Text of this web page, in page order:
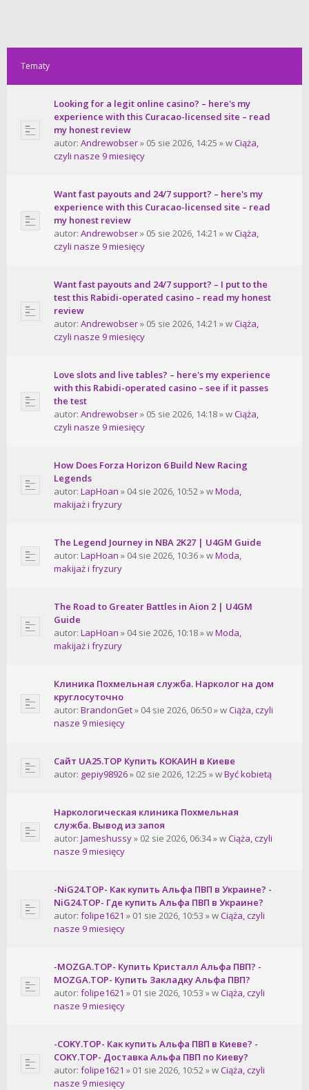
Tematy
Looking for a legit online casino? – here's my
experience with this Curacao-licensed site – read
my honest review
autor: Andrewobser» 05 sie 2026, 14:25 » wCiąża,
czyli nasze 9 miesięcy
Want fast payouts and 24/7 support? – here's my
experience with this Curacao-licensed site – read
my honest review
autor: Andrewobser» 05 sie 2026, 14:21 » wCiąża,
czyli nasze 9 miesięcy
Want fast payouts and 24/7 support? – I put to the
test this Rabidi-operated casino – read my honest
review
autor: Andrewobser» 05 sie 2026, 14:21 » wCiąża,
czyli nasze 9 miesięcy
Love slots and live tables? – here's my experience
with this Rabidi-operated casino – see if it passes
the test
autor: Andrewobser» 05 sie 2026, 14:18 » wCiąża,
czyli nasze 9 miesięcy
How Does Forza Horizon 6 Build New Racing
Legends
autor: LapHoan » 04 sie 2026, 10:52 » wModa,
makijaż i fryzury
The Legend Journey in NBA 2K27 | U4GM Guide
autor: LapHoan » 04 sie 2026, 10:36 » wModa,
makijaż i fryzury
The Road to Greater Battles in Aion 2 | U4GM
Guide
autor: LapHoan » 04 sie 2026, 10:18 » wModa,
makijaż i fryzury
Клиника Похмельная служба. Нарколог на дом
круглосуточно
autor: BrandonGet» 04 sie 2026, 06:50 » wCiąża, czyli
nasze 9 miesięcy
Сайт UA25.TOP Купить КОКАИН в Киеве
autor: gepiy98926» 02 sie 2026, 12:25 » wByć kobietą
Наркологическая клиника Похмельная
служба. Вывод из запоя
autor: Jameshussy» 02 sie 2026, 06:34 » wCiąża, czyli
nasze 9 miesięcy
-NiG24.TOP- Как купить Альфа ПВП в Украине? -
NiG24.TOP- Где купить Альфа ПВП в Украине?
autor: folipe1621 » 01 sie 2026, 10:53 » wCiąża, czyli
nasze 9 miesięcy
-MOZGA.TOP- Купить Кристалл Альфа ПВП? -
MOZGA.TOP- Купить Закладку Альфа ПВП?
autor: folipe1621 » 01 sie 2026, 10:53 » wCiąża, czyli
nasze 9 miesięcy
-COKY.TOP- Как купить Альфа ПВП в Киеве? -
COKY.TOP- Доставка Альфа ПВП по Киеву?
autor: folipe1621 » 01 sie 2026, 10:52 » wCiąża, czyli
nasze 9 miesięcy